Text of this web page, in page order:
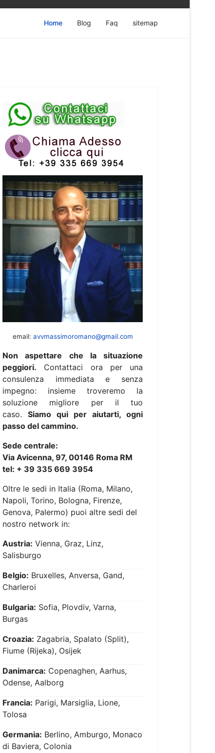
Home Blog Faq sitemap
email: avvmassimoromano@gmail.com
Non aspettare che la situazione
peggiori. Contattaci ora per una
consulenza immediata e senza
impegno: insieme troveremo la
soluzione migliore per il tuo
caso. Siamo qui per aiutarti, ogni
passo del cammino.
Sede centrale:
Via Avicenna, 97, 00146 Roma RM
tel: + 39 335 669 3954
Oltre le sedi in Italia (Roma, Milano,
Napoli, Torino, Bologna, Firenze,
Genova, Palermo) puoi altre sedi del
nostro network in:
Austria: Vienna, Graz, Linz,
Salisburgo
Belgio: Bruxelles, Anversa, Gand,
Charleroi
Bulgaria: Sofia, Plovdiv, Varna,
Burgas
Croazia: Zagabria, Spalato (Split),
Fiume (Rijeka), Osijek
Danimarca: Copenaghen, Aarhus,
Odense, Aalborg
Francia: Parigi, Marsiglia, Lione,
Tolosa
Germania: Berlino, Amburgo, Monaco
di Baviera, Colonia